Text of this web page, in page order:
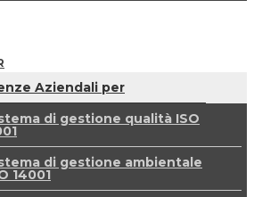
Aziendali per
di gestione qualità ISO
di gestione ambientale
14001